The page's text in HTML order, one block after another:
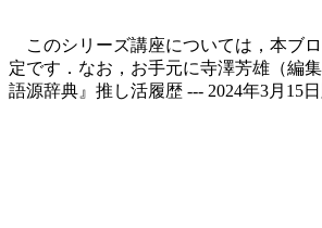
このシリーズ講座については，本ブ
定です．なお，お手元に寺澤芳雄（編集
語源辞典』推し活履歴 --- 2024年3月15